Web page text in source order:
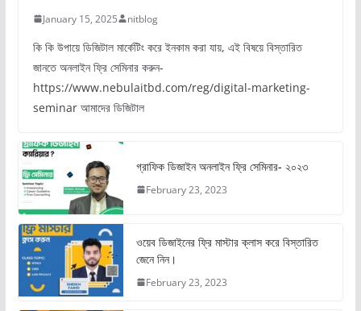
January 15, 2025 nitblog
কি কি উপায়ে ডিজিটাল মার্কেটিং করে ইনকাম করা যায়, এই বিষয়ে বিস্তারিত
জানতে অনলাইন ফ্রি সেমিনার করুন-
https://www.nebulaitbd.com/reg/digital-marketing-
seminar আমাদের ডিজিটাল
গ্রাফিক ডিজাইন অনলাইন ফ্রি সেমিনার- ২০২৩
February 23, 2023
ওয়েব ডিজাইনের ফ্রি মাস্টার ক্লাস করে বিস্তারিত
জেনে নিন।
February 23, 2023